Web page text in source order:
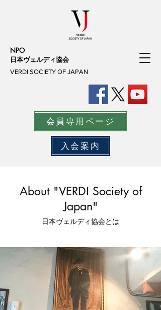
NPO
日本ヴェルディ協会
VERDI SOCIETY OF JAPAN
会員専用ページ
入会案内
About "VERDI Society of
Japan"
日本ヴェルディ協会とは